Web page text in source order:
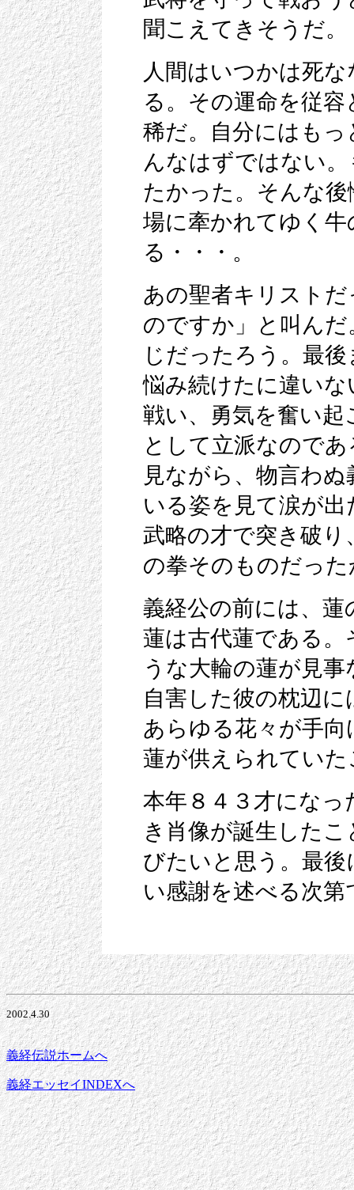
聞こえてきそうだ。
人間はいつかは死
る。その運命を従
稀だ。自分にはも
んなはずではない
たかった。そんな
場に牽かれてゆく
る・・・。
あの聖者キリスト
のですか」と叫ん
じだったろう。最
悩み続けたに違い
戦い、勇気を奮い
として立派なので
見ながら、物言わ
いる姿を見て涙が
武略の才で突き破
の拳そのものだっ
義経公の前には、
蓮は古代蓮である
うな大輪の蓮が見
自害した彼の枕辺
あらゆる花々が手
蓮が供えられてい
本年８４３才になっ
き肖像が誕生した
びたいと思う。最後
い感謝を述べる次第
2002.4.30
義経伝説ホームへ
義経エッセイINDEXへ